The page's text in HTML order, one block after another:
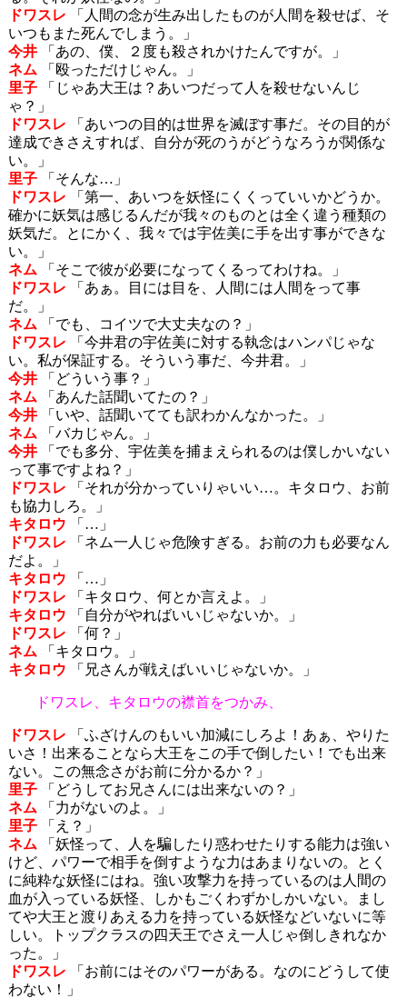
ドワスレ 「人間の念が生み出したものが人間を殺せば、そ
いつもまた死んでしまう。」
今井「あの、僕、２度も殺されかけたんですが。」
ネム 「殴っただけじゃん。」
里子「じゃあ大王は？あいつだって人を殺せないんじ
ゃ？」
ドワスレ 「あいつの目的は世界を滅ぼす事だ。その目的が
達成できさえすれば、自分が死のうがどうなろうが関係な
い。」
里子「そんな…」
ドワスレ 「第一、あいつを妖怪にくくっていいかどうか。
確かに妖気は感じるんだが我々のものとは全く違う種類の
妖気だ。とにかく、我々では宇佐美に手を出す事ができな
い。」
ネム 「そこで彼が必要になってくるってわけね。」
ドワスレ 「あぁ。目には目を、人間には人間をって事
だ。」
ネム 「でも、コイツで大丈夫なの？」
ドワスレ 「今井君の宇佐美に対する執念はハンパじゃな
い。私が保証する。そういう事だ、今井君。」
今井「どういう事？」
ネム 「あんた話聞いてたの？」
今井「いや、話聞いてても訳わかんなかった。」
ネム 「バカじゃん。」
今井「でも多分、宇佐美を捕まえられるのは僕しかいない
って事ですよね？」
ドワスレ 「それが分かっていりゃいい…。キタロウ、お前
も協力しろ。」
キタロウ 「…」
ドワスレ 「ネム一人じゃ危険すぎる。お前の力も必要なん
だよ。」
キタロウ 「…」
ドワスレ 「キタロウ、何とか言えよ。」
キタロウ 「自分がやればいいじゃないか。」
ドワスレ 「何？」
ネム 「キタロウ。」
キタロウ 「兄さんが戦えばいいじゃないか。」
ドワスレ、キタロウの襟首をつかみ、
ドワスレ 「ふざけんのもいい加減にしろよ！あぁ、やりた
いさ！出来ることなら大王をこの手で倒したい！でも出来
ない。この無念さがお前に分かるか？」
里子「どうしてお兄さんには出来ないの？」
ネム 「力がないのよ。」
里子「え？」
ネム 「妖怪って、人を騙したり惑わせたりする能力は強い
けど、パワーで相手を倒すような力はあまりないの。とく
に純粋な妖怪にはね。強い攻撃力を持っているのは人間の
血が入っている妖怪、しかもごくわずかしかいない。まし
てや大王と渡りあえる力を持っている妖怪などいないに等
しい。トップクラスの四天王でさえ一人じゃ倒しきれなか
った。」
ドワスレ 「お前にはそのパワーがある。なのにどうして使
わない！」